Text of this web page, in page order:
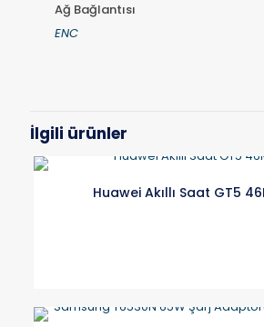
Ağ Bağlantısı
ENC
İlgili ürünler
Huawei Akıllı Saat GT5